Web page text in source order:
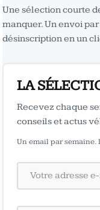
Une sélection courte
manquer. Un envoi
désinscription en un
LA
Recevez chaque
conseils et actus
Un email par